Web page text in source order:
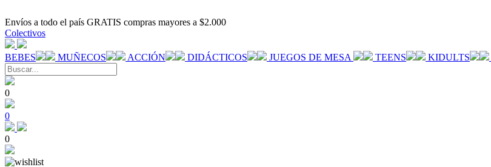
Envíos a todo el país GRATIS compras mayores a $2.000
Colectivos
BEBES MUÑECOS ACCIÓN DIDÁCTICOS JUEGOS DE MESA TEENS KIDULTS
0
0
0